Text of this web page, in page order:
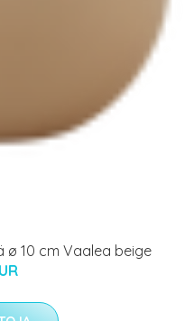
ø 10 cm Vaalea beige